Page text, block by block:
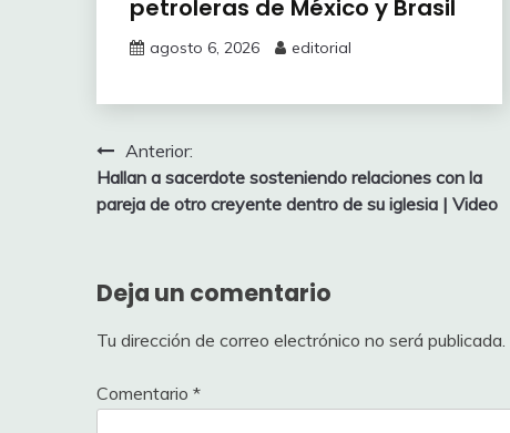
petroleras de México y Brasil
agosto 6, 2026 editorial
Navegación
de
Anterior:
Hallan a sacerdote sosteniendo relaciones con la
pareja de otro creyente dentro de su iglesia | Video
Deja un comentario
Tu dirección de correo electrónico no será publicada.
Comentario *